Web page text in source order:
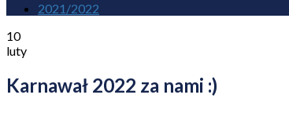
2021/2022
10
luty
Karnawał 2022 za nami :)